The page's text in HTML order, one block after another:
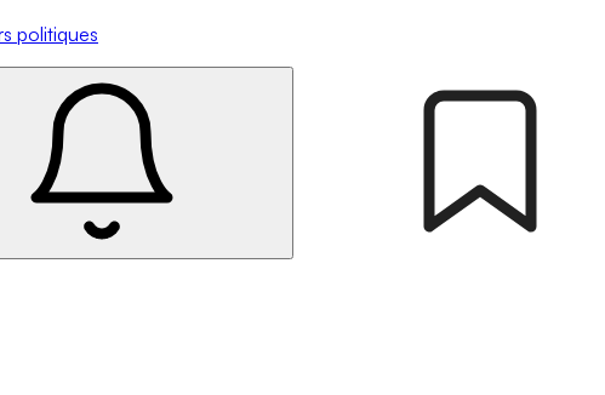
politiques